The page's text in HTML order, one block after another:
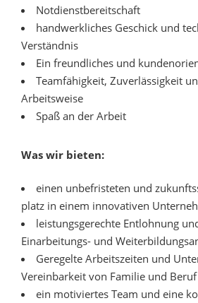
Notdienstbereitschaft
hand­werk­liches Geschick und
Verständnis
Ein freundliches und
Teamfähigkeit, Zuverlässigkeit
Arbeitsweise
Spaß an der Arbeit
Was wir bieten:
einen un­befris­teten und
platz in einem inno­vativen
leistungsgerechte Entlohnung
Einarbeitungs- und
Geregelte Arbeitszeiten und
Vereinbarkeit von Familie und Beruf
ein motiviertes Team und eine